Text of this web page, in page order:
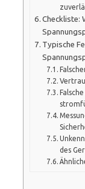
Checkliste:
Typische
des